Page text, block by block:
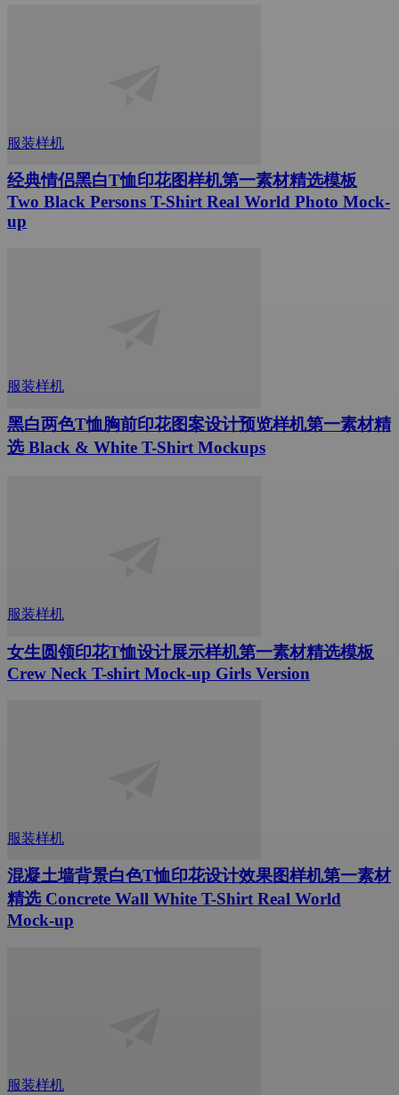
服装样机
经典情侣黑白T恤印花图样机第一素材精选模板
Two Black Persons T-Shirt Real World Photo Mock-
up
服装样机
黑白两色T恤胸前印花图案设计预览样机第一素材精
选 Black & White T-Shirt Mockups
服装样机
女生圆领印花T恤设计展示样机第一素材精选模板
Crew Neck T-shirt Mock-up Girls Version
服装样机
混凝土墙背景白色T恤印花设计效果图样机第一素材
精选 Concrete Wall White T-Shirt Real World
Mock-up
服装样机